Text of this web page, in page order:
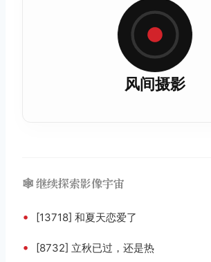
风间摄影
🕸️ 继续探索影像宇宙
• [13718] 和夏天恋爱了
• [8732] 立秋已过，还是热